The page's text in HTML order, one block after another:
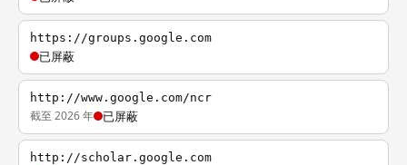
https://groups.google.com
已屏蔽
http://www.google.com/ncr
截至 2026 年 已屏蔽
http://scholar.google.com